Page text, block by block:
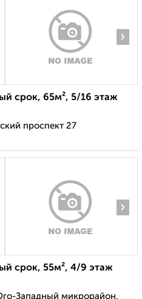
›
срок, 65м², 5/16 этаж
проспект 27
›
срок, 55м², 4/9 этаж
Западный микрорайон,